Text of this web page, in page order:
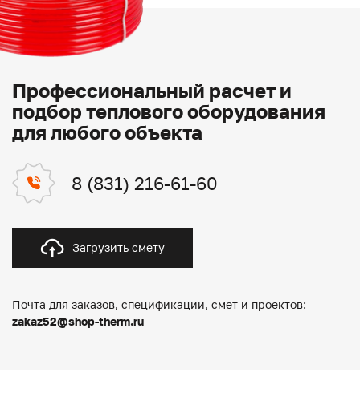
Профессиональный расчет и
подбор теплового оборудования
для любого объекта
8 (831) 216-61-60
Загрузить смету
Почта для заказов, спецификации, смет и проектов:
zakaz52@shop-therm.ru